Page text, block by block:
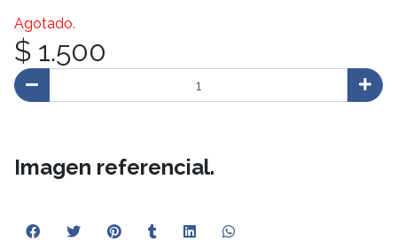
Agotado.
$ 1.500
Imagen referencial.